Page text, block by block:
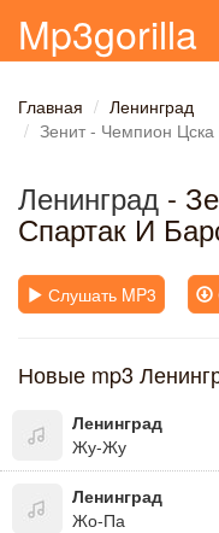
Mp3gorilla
Главная
Ленинград
Зенит - Чемпион
Ленинград -
Спартак И
Слушать MP3
Новые mp3
Ленинград
Жу-Жу
Ленинград
Жо-Па